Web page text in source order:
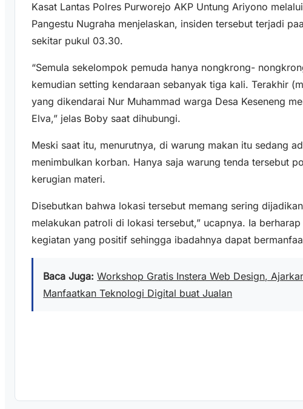
Kasat Lantas Polres Purworejo AKP Untung Ariyono
Pangestu Nugraha menjelaskan, insiden tersebut terjadi
sekitar pukul 03.30.
“Semula sekelompok pemuda hanya nongkrong-
kemudian setting kendaraan sebanyak tiga kali. Terakhir
yang dikendarai Nur Muhammad warga Desa Keseneng
Elva,” jelas Boby saat dihubungi.
Meski saat itu, menurutnya, di warung makan itu sedang
menimbulkan korban. Hanya saja warung tenda tersebut
kerugian materi.
Disebutkan bahwa lokasi tersebut memang sering
melakukan patroli di lokasi tersebut,” ucapnya. Ia
kegiatan yang positif sehingga ibadahnya dapat
Baca Juga: Workshop Gratis Instera Web Design,
Manfaatkan Teknologi Digital buat Jualan